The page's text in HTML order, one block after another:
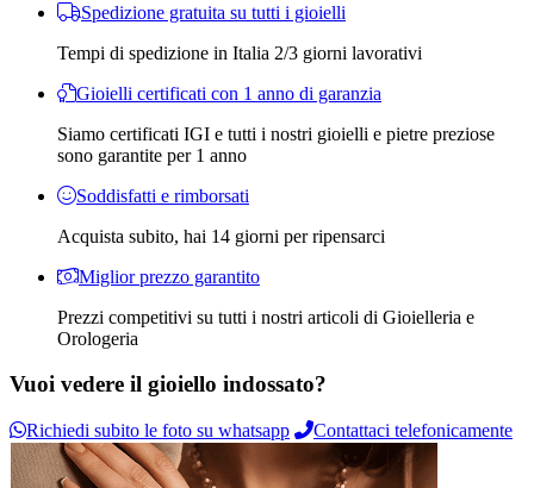
Spedizione gratuita su tutti i gioielli
Tempi di spedizione in Italia 2/3 giorni lavorativi
Gioielli certificati con 1 anno di garanzia
Siamo certificati IGI e tutti i nostri gioielli e pietre preziose
sono garantite per 1 anno
Soddisfatti e rimborsati
Acquista subito, hai 14 giorni per ripensarci
Miglior prezzo garantito
Prezzi competitivi su tutti i nostri articoli di Gioielleria e
Orologeria
Vuoi vedere il gioiello indossato?
Richiedi subito le foto su whatsapp Contattaci telefonicamente